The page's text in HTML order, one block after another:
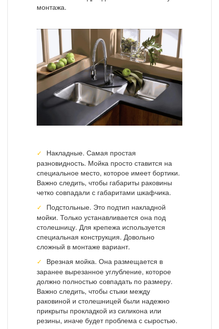
монтажа.
Накладные. Самая простая
разновидность. Мойка просто ставится на
специальное место, которое имеет бортики.
Важно следить, чтобы габариты раковины
четко совпадали с габаритами шкафчика.
Подстольные. Это подтип накладной
мойки. Только устанавливается она под
столешницу. Для крепежа используется
специальная конструкция. Довольно
сложный в монтаже вариант.
Врезная мойка. Она размещается в
заранее вырезанное углубление, которое
должно полностью совпадать по размеру.
Важно следить, чтобы стыки между
раковиной и столешницей были надежно
прикрыты прокладкой из силикона или
резины, иначе будет проблема с сыростью.